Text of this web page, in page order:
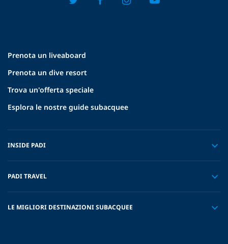
Prenota un liveaboard
Prenota un dive resort
Trova un'offerta speciale
Esplora le nostre guide subacquee
INSIDE PADI
PADI TRAVEL
LE MIGLIORI DESTINAZIONI SUBACQUEE